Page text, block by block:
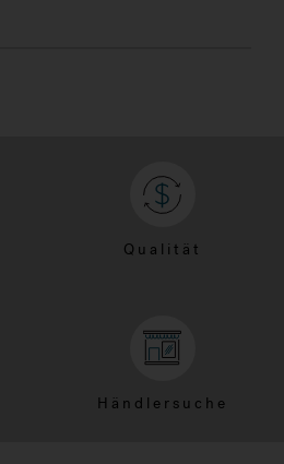
Qualität
Händlersuche